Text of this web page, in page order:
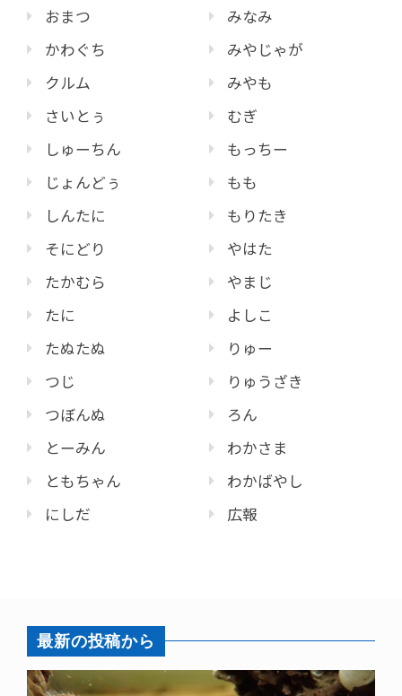
おまつ
かわぐち
クルム
さいとぅ
しゅーちん
じょんどぅ
しんたに
そにどり
たかむら
たに
たぬたぬ
つじ
つぼんぬ
とーみん
ともちゃん
にしだ
みなみ
みやじゃが
みやも
むぎ
もっちー
もも
もりたき
やはた
やまじ
よしこ
りゅー
りゅうざき
ろん
わかさま
わかばやし
広報
最新の投稿から